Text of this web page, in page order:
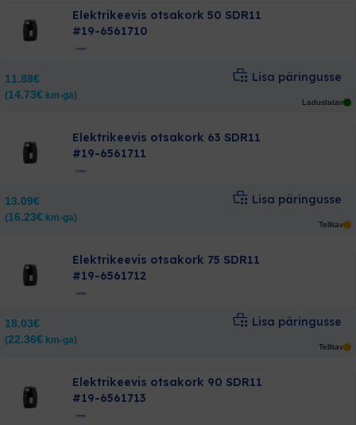
Elektrikeevis otsakork 50 SDR11
#19-6561710
11.88€
(14.73€ km-ga)
Lisa päringusse
Ladustatav
Elektrikeevis otsakork 63 SDR11
#19-6561711
13.09€
(16.23€ km-ga)
Lisa päringusse
Tellitav
Elektrikeevis otsakork 75 SDR11
#19-6561712
18.03€
(22.36€ km-ga)
Lisa päringusse
Tellitav
Elektrikeevis otsakork 90 SDR11
#19-6561713